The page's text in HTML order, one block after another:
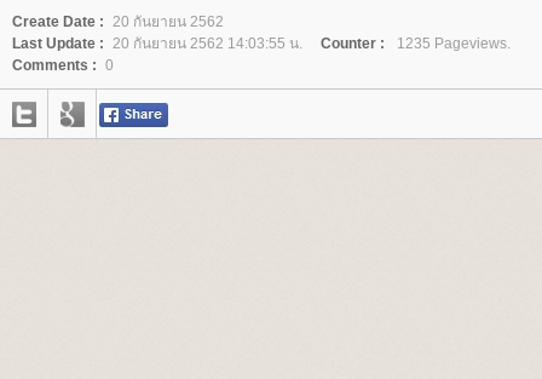
Create Date : 20 กันยายน 2562
Last Update : 20 กันยายน 2562 14:03:55 น. Counter :
1235 Pageviews.
Comments : 0